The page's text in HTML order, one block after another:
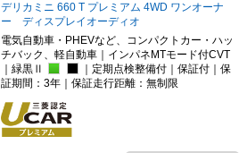
デリカミニ 660 T プレミアム 4WD ワンオーナ
ー ディスプレイオーディオ
電気自動車・PHEVなど、コンパクトカー・ハッ
チバック、軽自動車｜インパネMTモード付CVT
｜緑黒Ⅱ
｜定期点検整備付｜保証付｜保
証期間：3年｜保証走行距離：無制限